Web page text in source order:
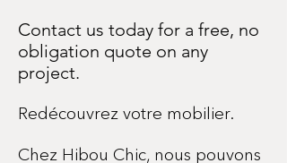
Contact us today for a free, no
obligation quote on any
project.
Redécouvrez votre mobilier.
Chez Hibou Chic, nous pouvons